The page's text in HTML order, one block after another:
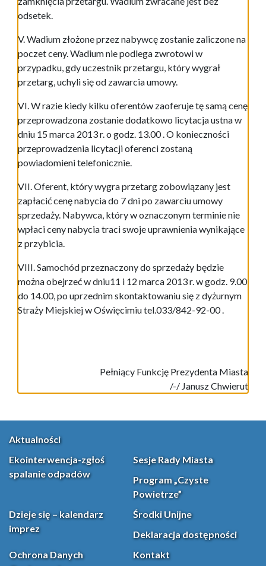
odsetek.
V. Wadium złożone przez nabywcę zostanie zaliczone na
poczet ceny. Wadium nie podlega zwrotowi w
przypadku, gdy uczestnik przetargu, który wygrał
przetarg, uchyli się od zawarcia umowy.
VI. W razie kiedy kilku oferentów zaoferuje tę samą cenę
przeprowadzona zostanie dodatkowo licytacja ustna w
dniu 15 marca 2013 r. o godz. 13.00 . O konieczności
przeprowadzenia licytacji oferenci zostaną
powiadomieni telefonicznie.
VII. Oferent, który wygra przetarg zobowiązany jest
zapłacić cenę nabycia do 7 dni po zawarciu umowy
sprzedaży. Nabywca, który w oznaczonym terminie nie
wpłaci ceny nabycia traci swoje uprawnienia wynikające
z przybicia.
VIII. Samochód przeznaczony do sprzedaży będzie
można obejrzeć w dniu11 i 12 marca 2013 r. w godz. 9.00
do 14.00, po uprzednim skontaktowaniu się z dyżurnym
Straży Miejskiej w Oświęcimiu tel.033/842-92-00 .
Pełniący Funkcję Prezydenta Miasta
/-/ Janusz Chwierut
Aktualności
Ekointerwencja-zgłoś
spalanie odpadów
Sesje Rady Miasta
Program „Czyste
Powietrze”
Dzieje się – kalendarz
imprez
Środki Unijne
Deklaracja dostępności
Ochrona Danych
Kontakt